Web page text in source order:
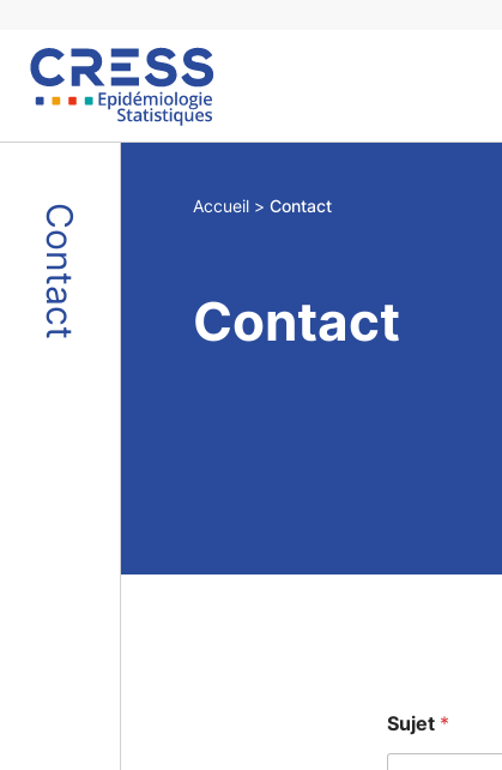
Contact Accueil Contact
Contact
Sujet *